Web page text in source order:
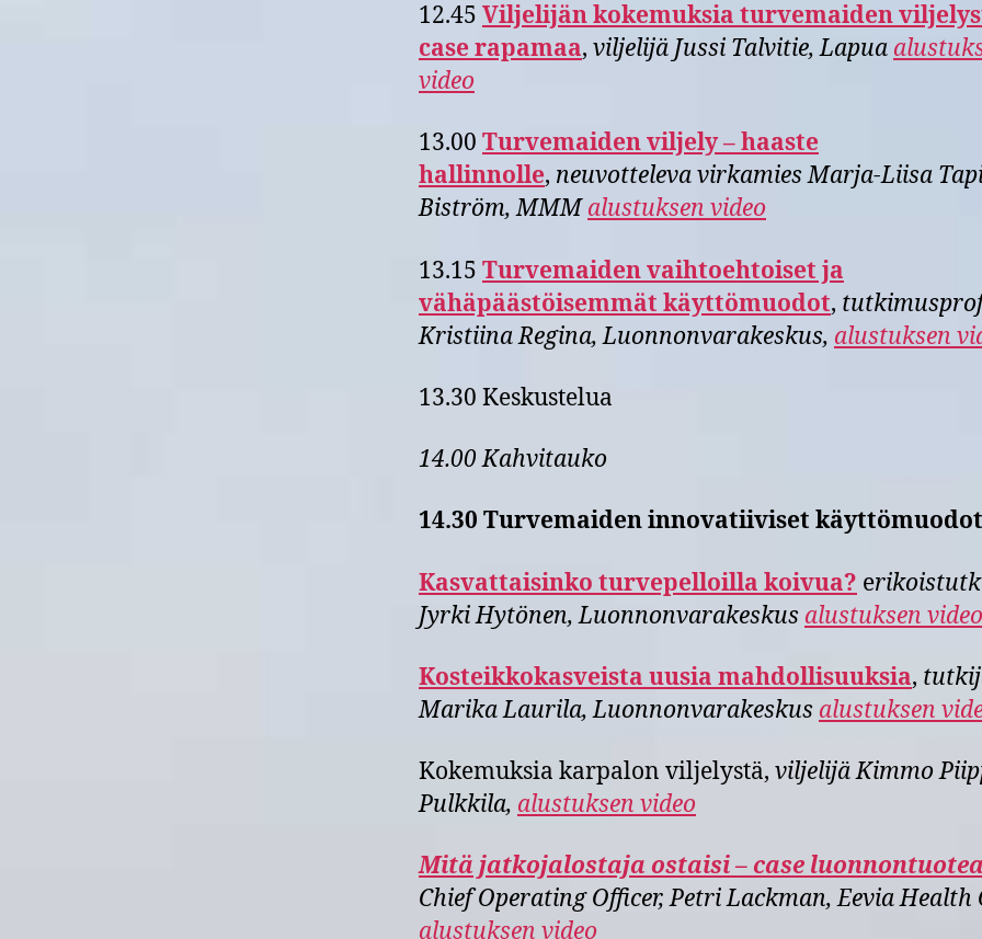
12.45 Viljelijän kokemuksia turvemaiden
case rapamaa, viljelijä Jussi Talvitie, Lapua
video
13.00 Turvemaiden viljely – haaste
hallinnolle, neuvotteleva virkamies Marja-Liisa
Biström, MMMalustuksen video
13.15 Turvemaiden vaihtoehtoiset ja
vähäpäästöisemmät käyttömuodot,
Kristiina Regina, Luonnonvarakeskus, alustuksen
13.30 Keskustelua
14.00Kahvitauko
14.30 Turvemaiden innovatiiviset käyttömuodot
Kasvattaisinko turvepelloilla koivua? e
Jyrki Hytönen, Luonnonvarakeskus alustuksen video
Kosteikkokasveista uusia mahdollisuuksia,
Marika Laurila, Luonnonvarakeskus alustuksen
Kokemuksia karpalon viljelystä, viljelijä Kimmo
Pulkkila, alustuksen video
Mitä jatkojalostaja ostaisi – case
Chief Operating Officer, Petri Lackman, Eevia Health
alustuksen video